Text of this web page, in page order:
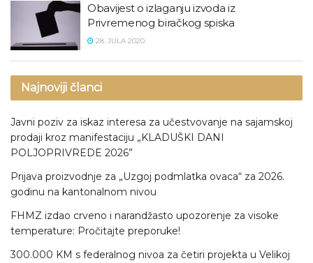
Obavijest o izlaganju izvoda iz
Privremenog biračkog spiska
28. JULA 2020.
Najnoviji članci
Javni poziv za iskaz interesa za učestvovanje na sajamskoj
prodaji kroz manifestaciju „KLADUŠKI DANI
POLJOPRIVREDE 2026”
Prijava proizvodnje za „Uzgoj podmlatka ovaca“ za 2026.
godinu na kantonalnom nivou
FHMZ izdao crveno i narandžasto upozorenje za visoke
temperature: Pročitajte preporuke!
300.000 KM s federalnog nivoa za četiri projekta u Velikoj